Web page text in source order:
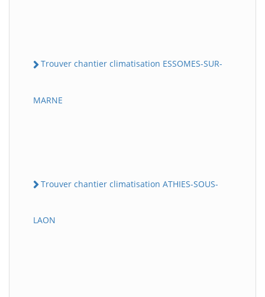
Trouver chantier climatisation ESSOMES-SUR-
MARNE
Trouver chantier climatisation ATHIES-SOUS-
LAON